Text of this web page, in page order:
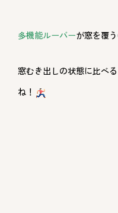
多機能ルーバーが窓を覆う
窓むき出しの状態に比べ
ね！